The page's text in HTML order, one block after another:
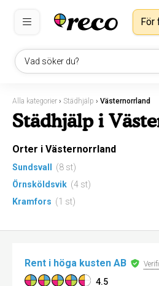
Vad söker du?
För
Alla kategorier › Städhjälp › Västernorrland
Städhjälp i
Orter i Västernorrland
Sundsvall
(8 st)
Örnsköldsvik (4 st)
Kramfors (1 st)
Rent i höga kusten AB
4.5